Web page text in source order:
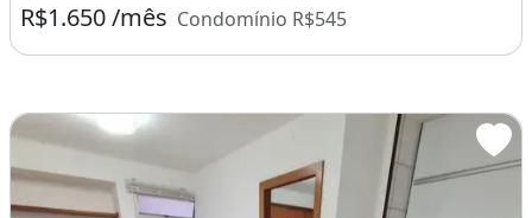
R$1.650 /mês Condomínio R$545